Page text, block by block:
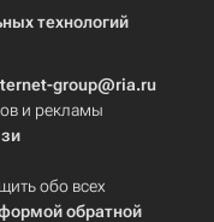
технологий
group@ria.ru
и рекламы
обо всех
обратной